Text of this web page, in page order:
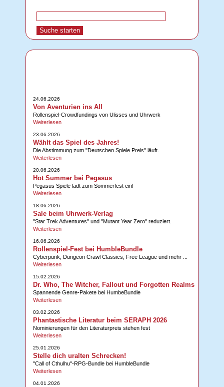
24.06.2026
Von Aventurien ins All
Rollenspiel-Crowdfundings von Ulisses und Uhrwerk
Weiterlesen
23.06.2026
Wählt das Spiel des Jahres!
Die Abstimmung zum "Deutschen Spiele Preis" läuft.
Weiterlesen
20.06.2026
Hot Summer bei Pegasus
Pegasus Spiele lädt zum Sommerfest ein!
Weiterlesen
18.06.2026
Sale beim Uhrwerk-Verlag
"Star Trek Adventures" und "Mutant Year Zero" reduziert.
Weiterlesen
16.06.2026
Rollenspiel-Fest bei HumbleBundle
Cyberpunk, Dungeon Crawl Classics, Free League und mehr ...
Weiterlesen
15.02.2026
Dr. Who, The Witcher, Fallout und Forgotten Realms
Spannende Genre-Pakete bei HumbeBundle
Weiterlesen
03.02.2026
Phantastische Literatur beim SERAPH 2026
Nominierungen für den Literaturpreis stehen fest
Weiterlesen
25.01.2026
Stelle dich uralten Schrecken!
"Call of Cthulhu"-RPG-Bundle bei HumbleBundle
Weiterlesen
04.01.2026